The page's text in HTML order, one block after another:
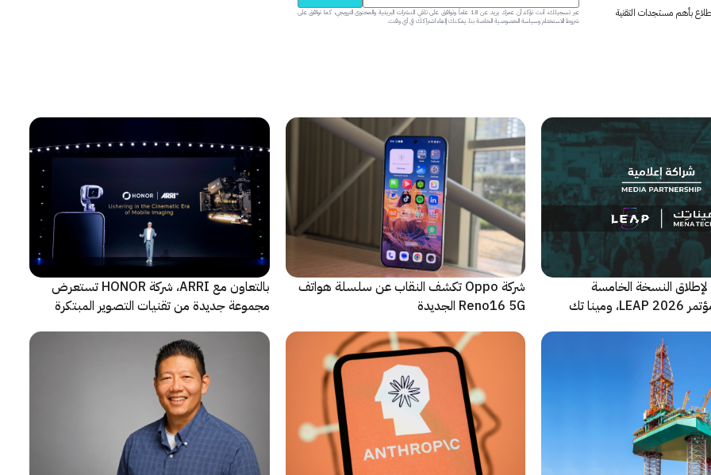
بأهم مستجدات التقنية
عبر تسجيلك، أنت تؤكد أن عمرك يزيد عن 18 عاماً وتوافق على تلقي النشرات البريدية والمحتوى الترويجي، كما توافق على
شروط الاستخدام وسياسة الخصوصية الخاصة بنا. يمكنك إلغاء اشتراكك في أي وقت.
النسخة الخامسة
والأضخم من مؤتمر LEAP 2026، ومينا تك
شركة Oppo تكشف النقاب عن سلسلة هواتف
Reno16 5G الجديدة
بالتعاون مع ARRI، شركة HONOR تستعرض
مجموعة جديدة من تقنيات التصوير المبتكرة